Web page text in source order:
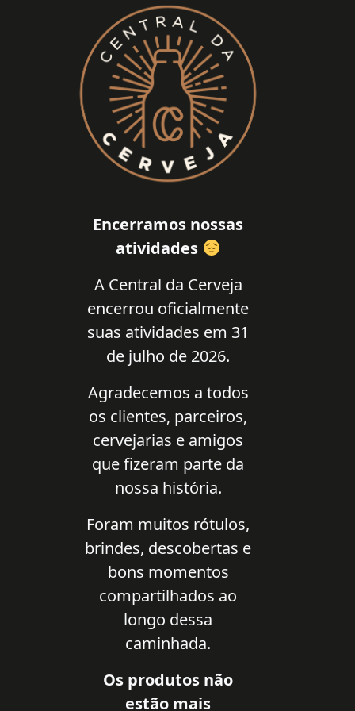
Encerramos nossas
atividades
A Central da Cerveja
encerrou oficialmente
suas atividades em 31
de julho de 2026.
Agradecemos a todos
os clientes, parceiros,
cervejarias e amigos
que fizeram parte da
nossa história.
Foram muitos rótulos,
brindes, descobertas e
bons momentos
compartilhados ao
longo dessa
caminhada.
Os produtos não
estão mais